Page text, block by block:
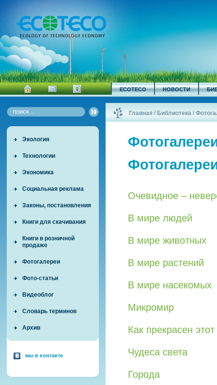
ECOTECO НОВОСТИ
Экология
Технологии
Экономика
Социальная реклама
Законы, постановления
Книги для скачивания
Книги в розничной
продаже
Фотогалереи
Фото-статьи
Видеоблог
Словарь терминов
Архив
мы в контакте
Главная / Библиотека /
Очевидное –
В мире людей
В мире животных
В мире растений
В мире насекомых
Микромир
Как прекрасен
Чудеса света
Города